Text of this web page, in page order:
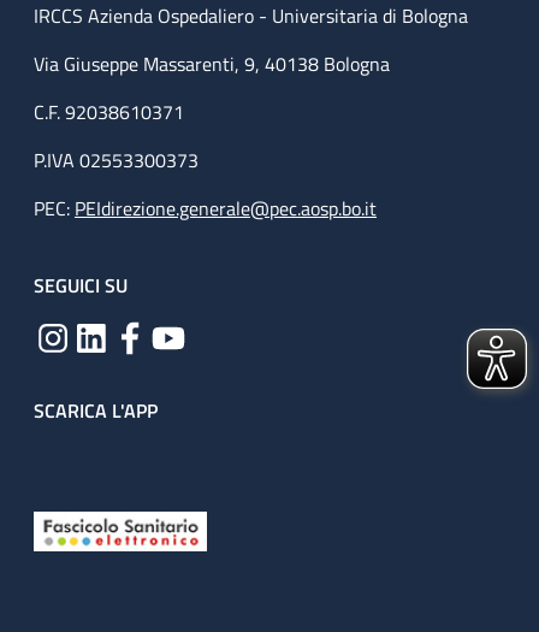
IRCCS Azienda Ospedaliero - Universitaria di Bologna
Via Giuseppe Massarenti, 9, 40138 Bologna
C.F. 92038610371
P.IVA 02553300373
PEC: PEIdirezione.generale@pec.aosp.bo.it
SEGUICI SU
SCARICA L'APP